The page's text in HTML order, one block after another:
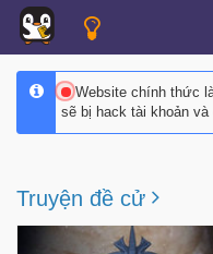
Website chính thức
sẽ bị hack tài khoản và
Truyện đề cử